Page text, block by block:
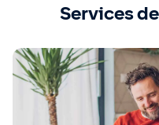
Services